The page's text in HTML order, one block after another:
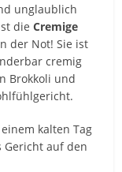
unglaublich
dieCremige
der Not! Sie ist
cremig
Brokkoli und
kalten Tag
Gericht auf den